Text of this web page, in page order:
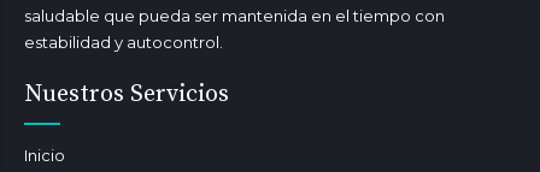
saludable que pueda ser mantenida en el tiempo con
estabilidad y autocontrol.
Nuestros Servicios
Inicio